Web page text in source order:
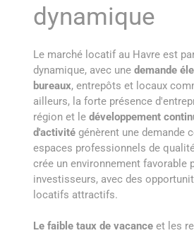
dynamique
Le marché locatif au Havre est
dynamique, avec une demande
bureaux, entrepôts et locaux
ailleurs, la forte présence
région et le développement
d'activitégénèrent une demande
espaces professionnels de
crée un environnement favorable
investisseurs, avec des
locatifs attractifs.
Le faible taux de vacance et les